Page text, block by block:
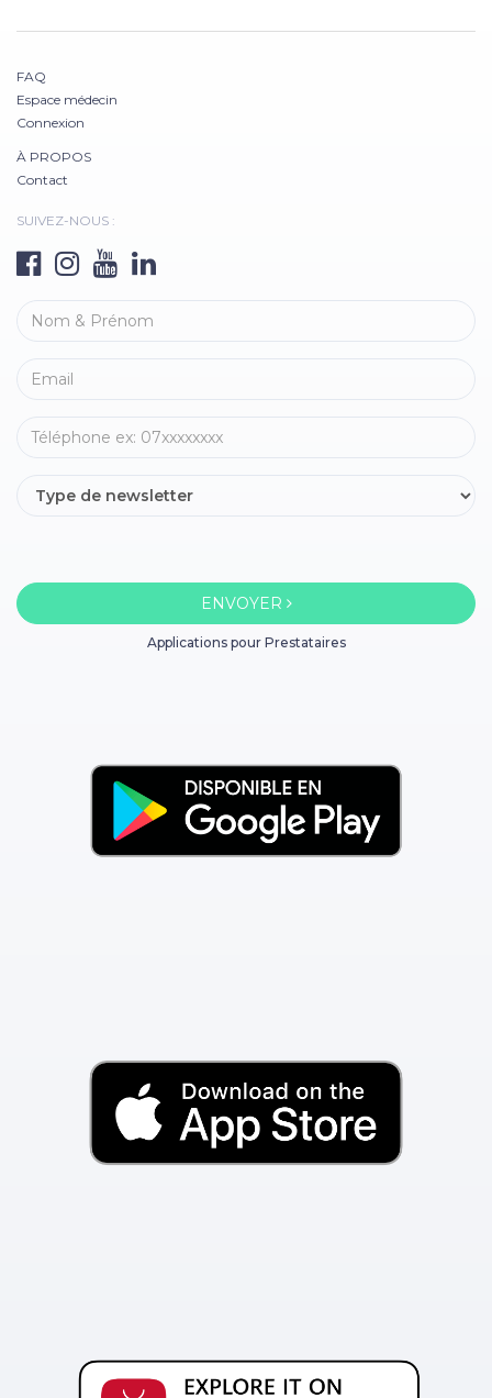
FAQ
Espace médecin
Connexion
À PROPOS
Contact
SUIVEZ-NOUS :
ENVOYER
Applications pour Prestataires